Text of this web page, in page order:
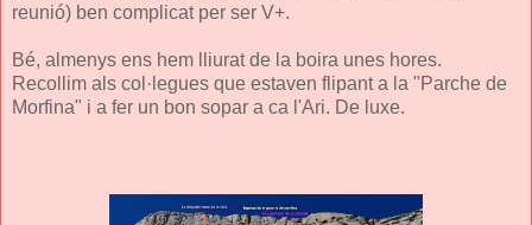
reunió) ben complicat per ser V+.
Bé, almenys ens hem lliurat de la boira unes hores.
Recollim als col·legues que estaven flipant a la "Parche de
Morfina" i a fer un bon sopar a ca l'Ari. De luxe.